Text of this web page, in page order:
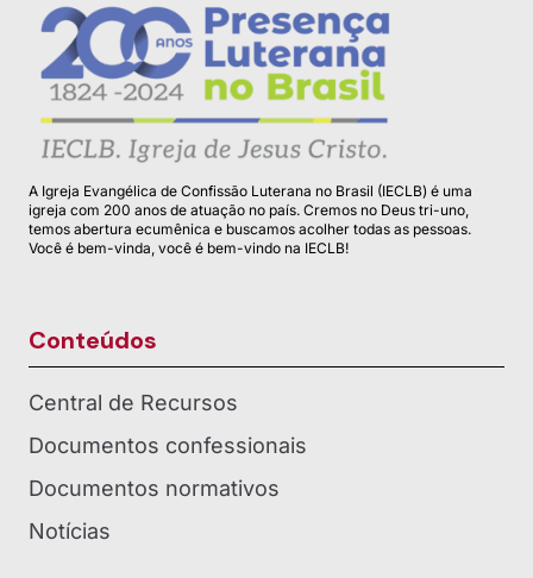
A Igreja Evangélica de Confissão Luterana no Brasil (IECLB) é uma
igreja com 200 anos de atuação no país. Cremos no Deus tri-uno,
temos abertura ecumênica e buscamos acolher todas as pessoas.
Você é bem-vinda, você é bem-vindo na IECLB!
Conteúdos
Central de Recursos
Documentos confessionais
Documentos normativos
Notícias